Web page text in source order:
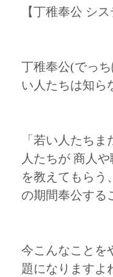
【丁稚奉公 シ
丁稚奉公(でっ
い人たちは知ら
「若い人たち
人たちが 商人
を教えてもらう
の期間奉公する
今こんなことを
題になりますよ